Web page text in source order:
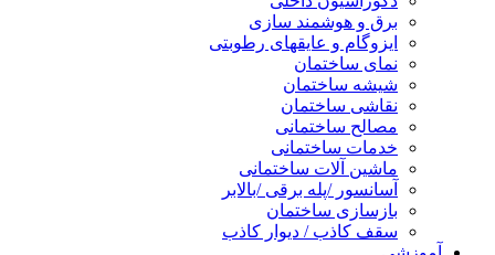
برق و هوشمند سازی
ایزوگام و عایقهای رطوبتی
نمای ساختمان
شیشه ساختمان
نقاشی ساختمان
مصالح ساختمانی
خدمات ساختمانی
ماشین آلات ساختمانی
آسانسور /پله برقی /بالابر
بازسازی ساختمان
سقف کاذب / دیوار کاذب